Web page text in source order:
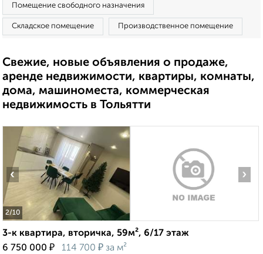
Помещение свободного назначения
Складское помещение Производственное помещение
Свежие, новые объявления о продаже,
аренде недвижимости, квартиры, комнаты,
дома, машиноместа, коммерческая
недвижимость в Тольятти
2/10
‹ ›
3-к квартира, вторичка, 59м², 6/17 этаж
6 750 000 ₽ 114 700 ₽ за м²